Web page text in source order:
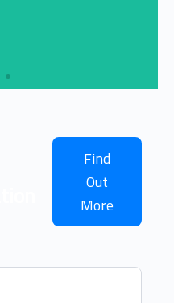
Find
Out
More